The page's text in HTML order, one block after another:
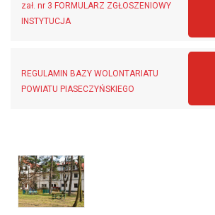
zał. nr 3 FORMULARZ ZGŁOSZENIOWY
INSTYTUCJA
REGULAMIN BAZY WOLONTARIATU
POWIATU PIASECZYŃSKIEGO